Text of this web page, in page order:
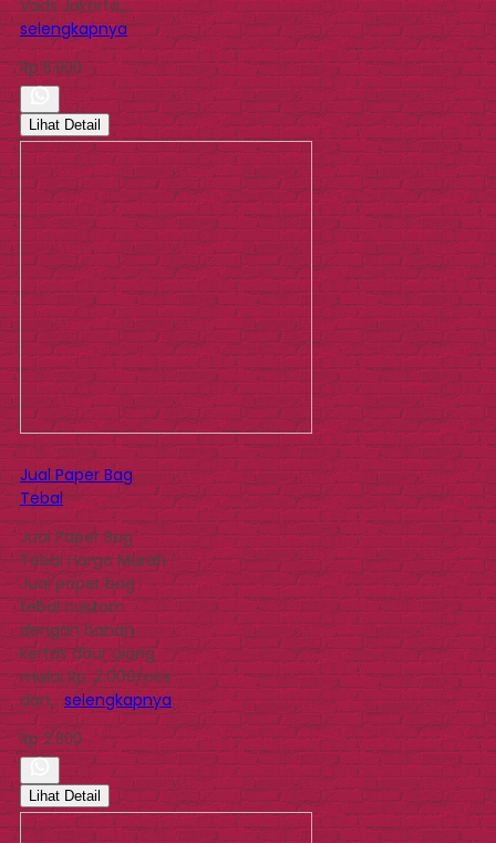
Vads Jakarta,…
selengkapnya
Rp 6.000
Lihat Detail
Jual Paper Bag
Tebal
Jual Paper Bag
Tebal Harga Murah
Jual paper bag
tebal custom
dengan bahan
kertas daur ulang
mulai Rp. 2.000/pcs
dan…selengkapnya
Rp 2.000
Lihat Detail